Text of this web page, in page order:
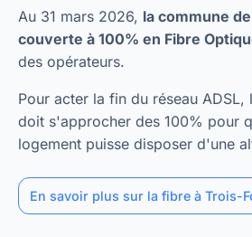
Au 31 mars 2026, la commune
couverte à 100% en Fibre
des opérateurs.
Pour acter la fin du réseau
doit s'approcher des 100% pour
logement puisse disposer d'une
En savoir plus sur la fibre à Trois-